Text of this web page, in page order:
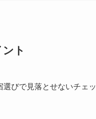
ト
びで見落とせないチェ